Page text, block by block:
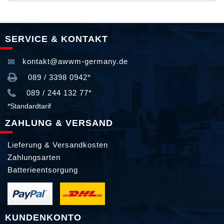
SERVICE & KONTAKT
kontakt@awwm-germany.de
089 / 3398 0942*
089 / 244 132 77*
*Standardtarif
ZAHLUNG & VERSAND
Lieferung & Versandkosten
Zahlungsarten
Batterieentsorgung
KUNDENKONTO